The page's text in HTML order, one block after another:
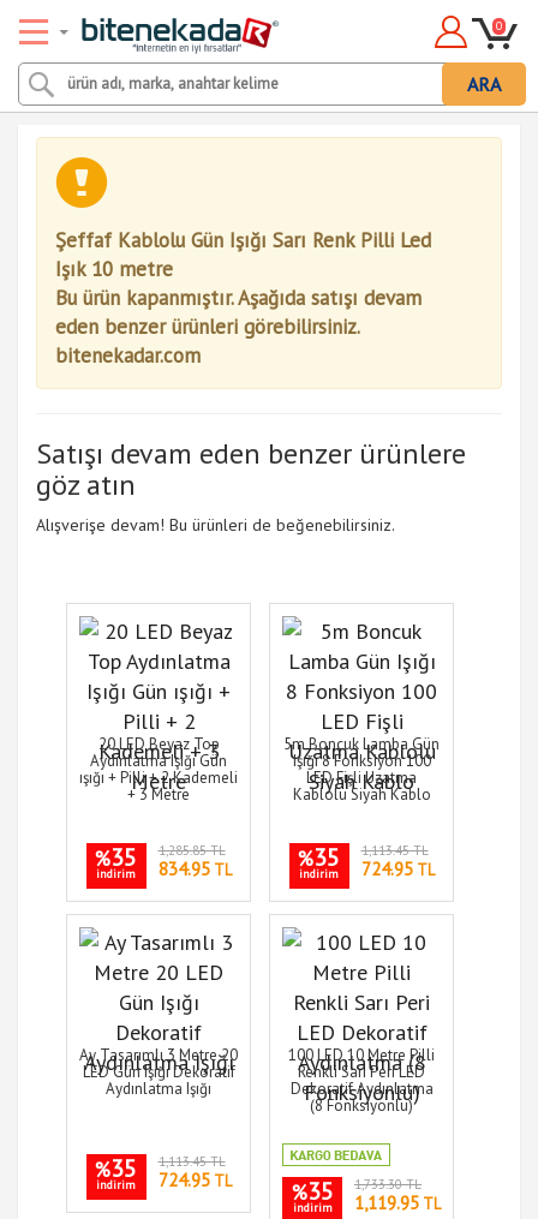
ARA
0
Şeffaf Kablolu Gün Işığı Sarı Renk Pilli Led
Işık 10 metre
Bu ürün kapanmıştır. Aşağıda satışı devam
eden benzer ürünleri görebilirsiniz.
bitenekadar.com
Satışı devam eden benzer ürünlere
göz atın
Alışverişe devam! Bu ürünleri de beğenebilirsiniz.
20 LED Beyaz Top
Aydınlatma Işığı Gün
ışığı + Pilli + 2 Kademeli
+ 3 Metre
%35
indirim
1,285.85 TL
834.95TL
5m Boncuk Lamba Gün
Işığı 8 Fonksiyon 100
LED Fişli Uzatma
Kablolu Siyah Kablo
%35
indirim
1,113.45 TL
724.95TL
Ay Tasarımlı 3 Metre 20
LED Gün Işığı Dekoratif
Aydınlatma Işığı
%35
indirim
1,113.45 TL
724.95TL
100 LED 10 Metre Pilli
Renkli Sarı Peri LED
Dekoratif Aydınlatma
(8 Fonksiyonlu)
%35
indirim
1,733.30 TL
1,119.95 TL